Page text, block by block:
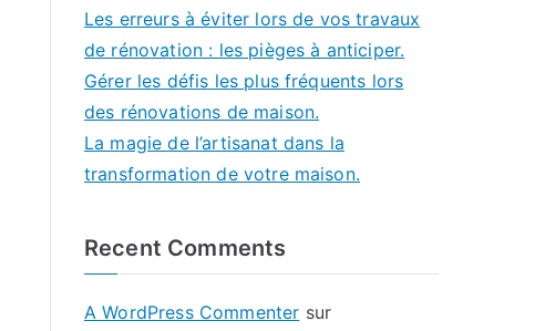
Les erreurs à éviter lors de vos travaux
de rénovation : les pièges à anticiper.
Gérer les défis les plus fréquents lors
des rénovations de maison.
La magie de l’artisanat dans la
transformation de votre maison.
Recent Comments
A WordPress Commenter sur